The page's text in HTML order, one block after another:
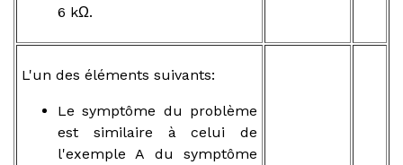
6 kΩ.
L'un des éléments suivants:
Le symptôme du problème
est similaire à celui de
l'exemple A du symptôme